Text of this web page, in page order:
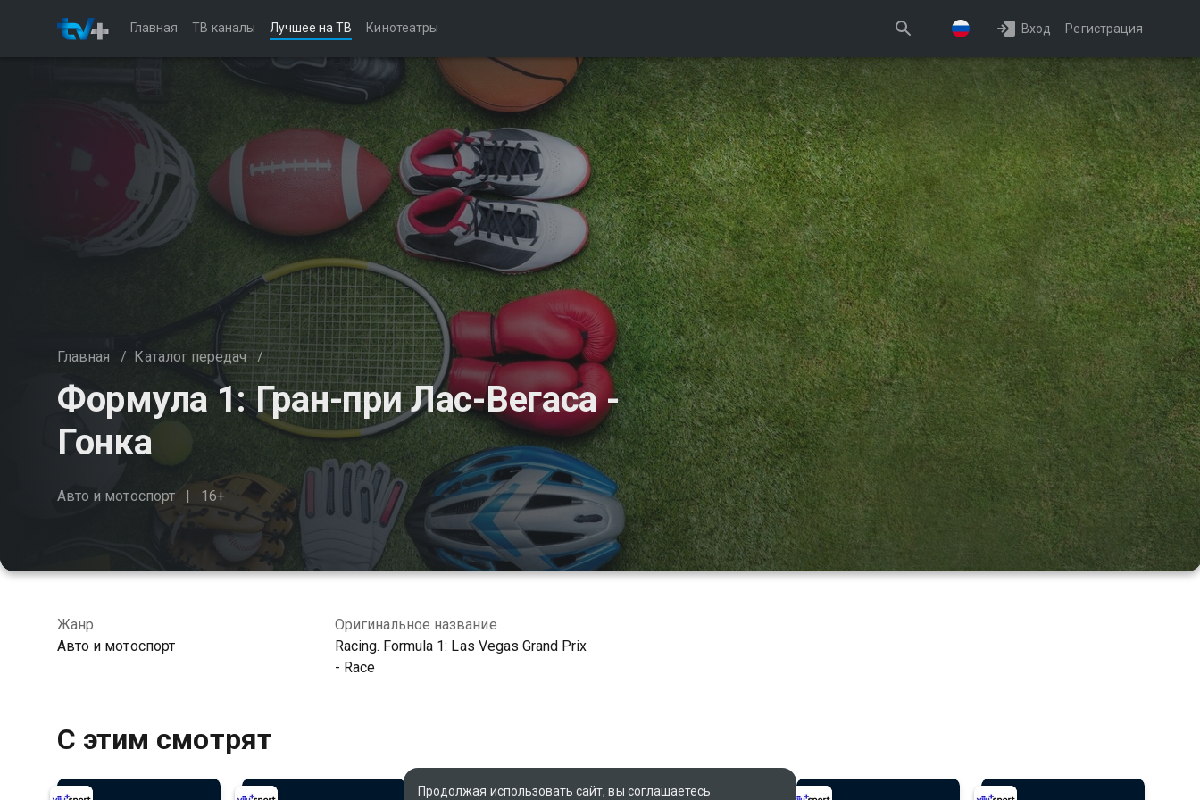
Главная ТВ каналы Лучшее на ТВ Кинотеатры Вход Регистрация
Главная / Каталог передач /
Формула 1: Гран-при Лас-Вегаса -
Гонка
Авто и мотоспорт 16+
Жанр
Авто и мотоспорт
Оригинальное название
Racing. Formula 1: Las Vegas Grand Prix
- Race
С этим смотрят
Продолжая использовать сайт, вы соглашаетесь